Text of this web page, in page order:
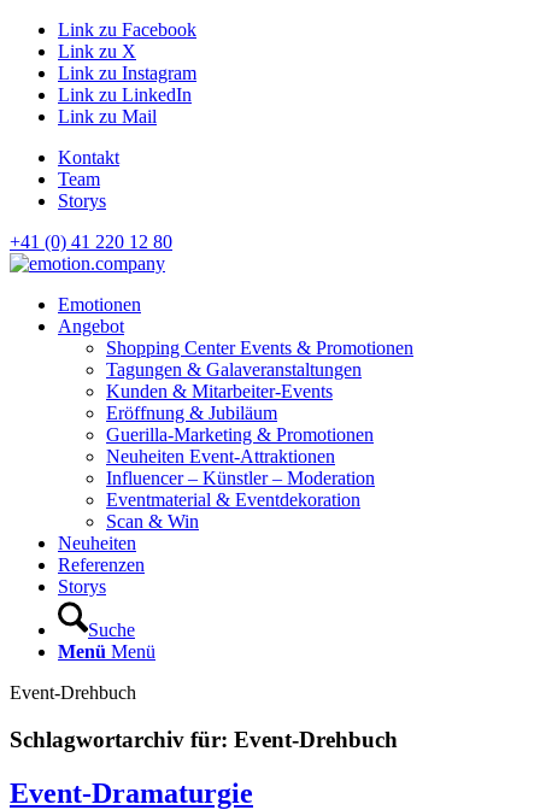
Link zu Facebook
Link zu X
Link zu Instagram
Link zu LinkedIn
Link zu Mail
Kontakt
Team
Storys
+41 (0) 41 220 12 80
Hauptnavigation
Emotionen
Angebot
Shopping Center Events & Promotionen
Tagungen & Galaveranstaltungen
Kunden & Mitarbeiter-Events
Eröffnung & Jubiläum
Guerilla-Marketing & Promotionen
Neuheiten Event-Attraktionen
Influencer – Künstler – Moderation
Eventmaterial & Eventdekoration
Scan & Win
Neuheiten
Referenzen
Storys
Suche
Menü Menü
Event-Drehbuch
Schlagwortarchiv für: Event-Drehbuch
Event-Dramaturgie